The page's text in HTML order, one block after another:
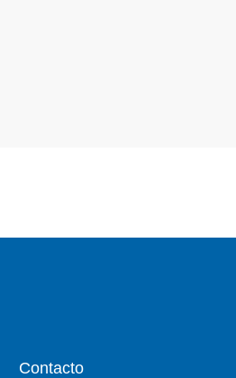
Contacto